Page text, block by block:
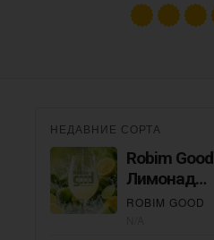
НЕДАВНИЕ СОРТА
Robim Good
Лимонад
Лимон-Лайм
ROBIM GOOD